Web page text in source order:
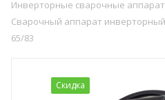
Инверторные сварочные
Сварочный аппарат
65/83
Скидка